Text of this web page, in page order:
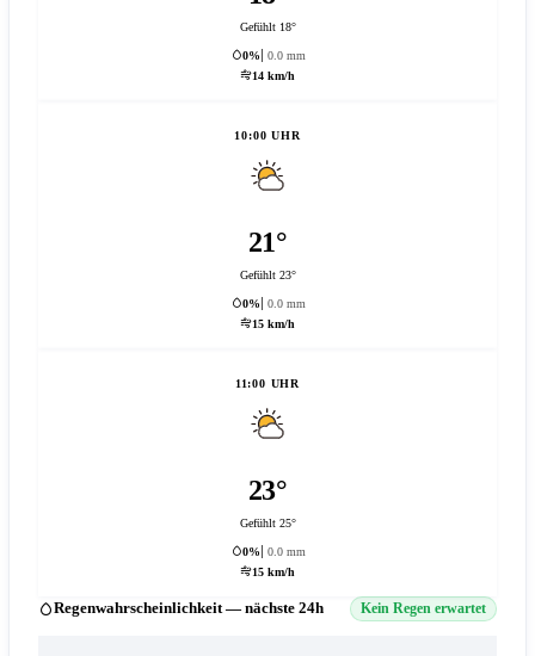
Gefühlt 18°
0%
0.0 mm
14 km/h
10:00 UHR
21°
Gefühlt 23°
0%
0.0 mm
15 km/h
11:00 UHR
23°
Gefühlt 25°
0%
0.0 mm
15 km/h
Regenwahrscheinlichkeit — nächste 24h Kein Regen erwartet